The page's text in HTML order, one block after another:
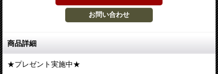
商品詳細
★プレゼント実施中★